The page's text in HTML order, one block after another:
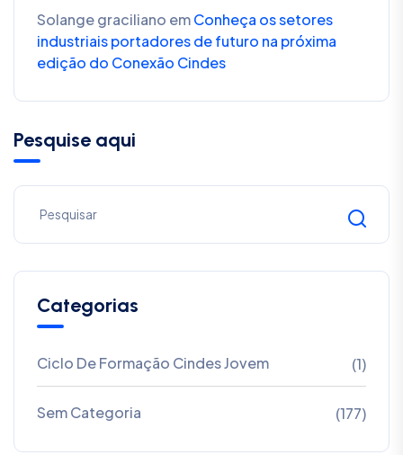
Solange graciliano emConheça os setores
industriais portadores de futuro na próxima
edição do Conexão Cindes
Pesquise aqui
Categorias
Ciclo De Formação Cindes Jovem (1)
Sem Categoria (177)